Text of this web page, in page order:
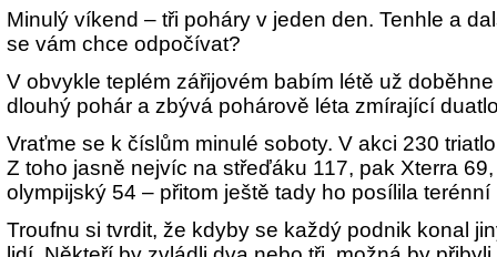
Minulý víkend – tři poháry v jeden den. Tenhle a
se vám chce odpočívat?
V obvykle teplém zářijovém babím létě už
dlouhý pohár a zbývá pohárově léta zmírající
Vraťme se k číslům minulé soboty. V akci 230
Z toho jasně nejvíc na střeďáku 117, pak Xterra
olympijský 54 – přitom ještě tady ho posílila
Troufnu si tvrdit, že kdyby se každý podnik konal